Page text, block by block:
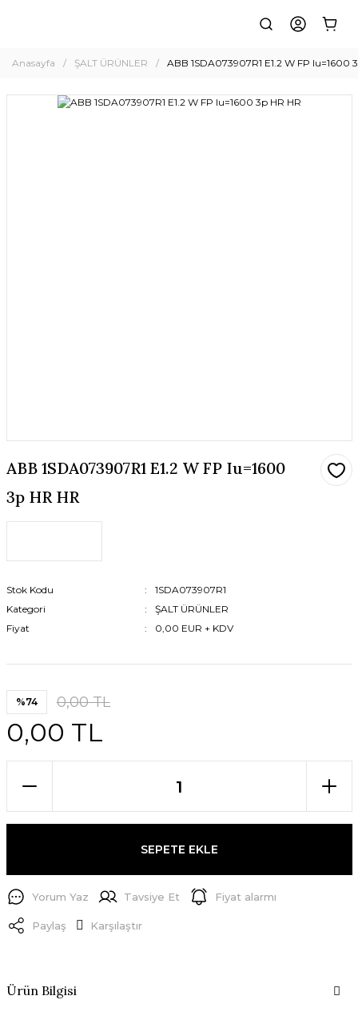
Anasayfa ŞALT ÜRÜNLER ABB 1SDA073907R1 E1.2 W FP Iu=1600
ABB 1SDA073907R1 E1.2 W FP Iu=1600
3p HR HR
Stok Kodu
1SDA073907R1
Kategori
ŞALT ÜRÜNLER
Fiyat
0,00 EUR + KDV
%74 0,00 TL
0,00 TL
SEPETE EKLE
Yorum Yaz Tavsiye Et Fiyat alarmı
Paylaş Karşılaştır
Ürün Bilgisi